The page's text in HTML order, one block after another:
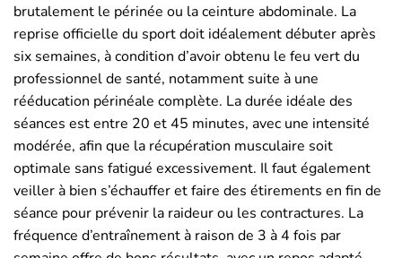
brutalement le périnée ou la ceinture abdominale. La
reprise officielle du sport doit idéalement débuter après
six semaines, à condition d’avoir obtenu le feu vert du
professionnel de santé, notamment suite à une
rééducation périnéale complète. La durée idéale des
séances est entre 20 et 45 minutes, avec une intensité
modérée, afin que la récupération musculaire soit
optimale sans fatigué excessivement. Il faut également
veiller à bien s’échauffer et faire des étirements en fin de
séance pour prévenir la raideur ou les contractures. La
fréquence d’entraînement à raison de 3 à 4 fois par